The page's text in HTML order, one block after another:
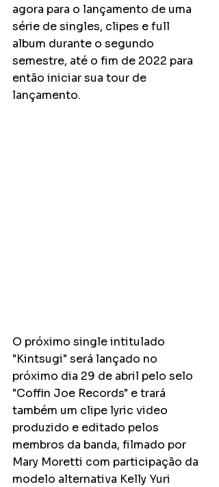
agora para o lançamento de uma
série de singles, clipes e full
album durante o segundo
semestre, até o fim de 2022 para
então iniciar sua tour de
lançamento.
O próximo single intitulado
"Kintsugi" será lançado no
próximo dia 29 de abril pelo selo
"Coffin Joe Records" e trará
também um clipe lyric video
produzido e editado pelos
membros da banda, filmado por
Mary Moretti com participação da
modelo alternativa Kelly Yuri